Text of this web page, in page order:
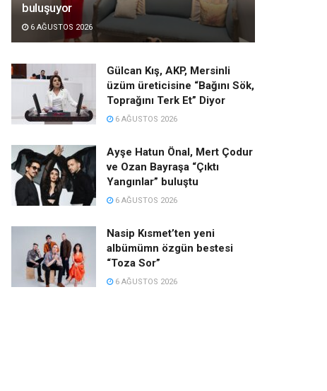
buluşuyor
6 AĞUSTOS 2026
Gülcan Kış, AKP, Mersinli
üzüm üreticisine “Bağını Sök,
Toprağını Terk Et” Diyor
6 AĞUSTOS 2026
Ayşe Hatun Önal, Mert Çodur
ve Ozan Bayraşa “Çıktı
Yangınlar” buluştu
6 AĞUSTOS 2026
Nasip Kısmet’ten yeni
albümümn özgün bestesi
“Toza Sor”
6 AĞUSTOS 2026